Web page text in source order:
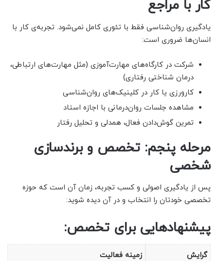
کار با مراجع
یادگیری روان‌شناسی فقط با تئوری کامل نمی‌شود. تجربه‌ی کار با
انسان‌ها ضروری است:
شرکت در کارگاه‌های مهارت‌آموزی (مثل مهارت‌های ارتباطی،
درمان شناختی رفتاری)
کارورزی یا کار در کلینیک‌های روان‌شناسی
مشاهده جلسات روان‌درمانی با اجازه استاد
تمرین گوش‌دادن فعال، همدلی و تحلیل رفتار
مرحله پنجم: تخصص و برندسازی
شخصی
پس از یادگیری اصولی و کسب تجربه، زمان آن است که حوزه
تخصصی خودتان را انتخاب و در آن دیده شوید:
پیشنهادهایی برای تخصص:
گرایش زمینه فعالیت